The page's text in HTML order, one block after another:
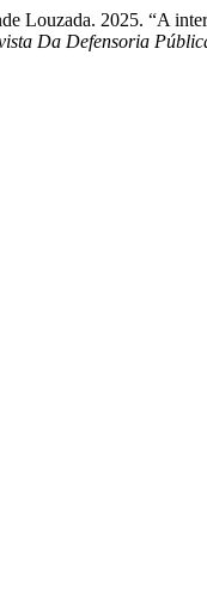
Louzada. 2025. “A
Da Defensoria